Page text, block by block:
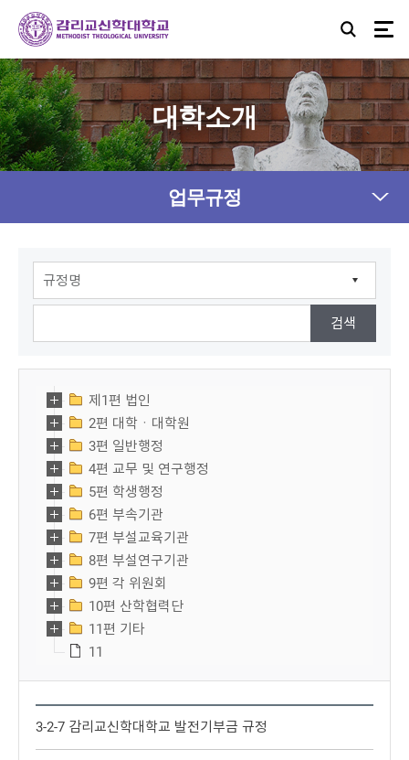
대학소개
업무규정
제1편 법인
2편 대학ㆍ대학원
3편 일반행정
4편 교무 및 연구행정
5편 학생행정
6편 부속기관
7편 부설교육기관
8편 부설연구기관
9편 각 위원회
10편 산학협력단
11편 기타
11
3-2-7 감리교신학대학교 발전기부금 규정